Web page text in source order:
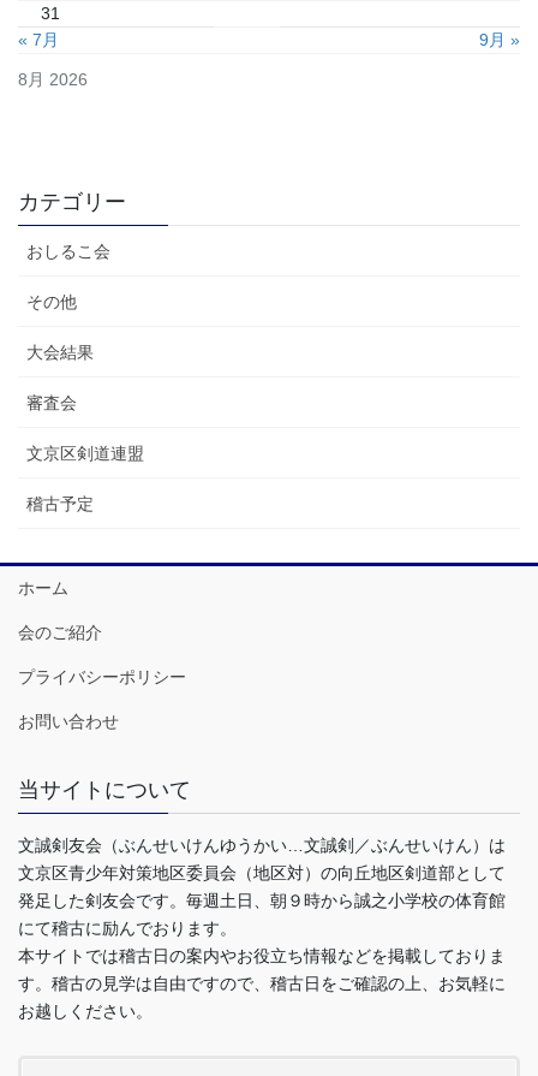
8月 2026
31
« 7月
9月 »
カテゴリー
おしるこ会
その他
大会結果
審査会
文京区剣道連盟
稽古予定
ホーム
会のご紹介
プライバシーポリシー
お問い合わせ
当サイトについて
文誠剣友会（ぶんせいけんゆうかい…文誠剣／ぶんせいけん）は
文京区青少年対策地区委員会（地区対）の向丘地区剣道部として
発足した剣友会です。毎週土日、朝９時から誠之小学校の体育館
にて稽古に励んでおります。
本サイトでは稽古日の案内やお役立ち情報などを掲載しておりま
す。稽古の見学は自由ですので、稽古日をご確認の上、お気軽に
お越しください。